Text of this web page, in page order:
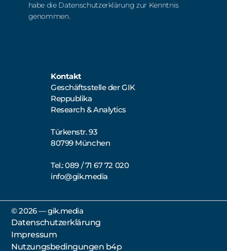
habe die Datenschutzerklärung zur Kenntnis
genommen.
Kontakt
Geschäftsstelle der GIK
Reppublika
Research & Analytics
Türkenstr. 93
80799 München
Tel.: 089 / 71 67 72 020
info@gik.media
©️ 2026 — gik.media
Datenschutzerklärung
Impressum
Nutzungsbedingungen b4p